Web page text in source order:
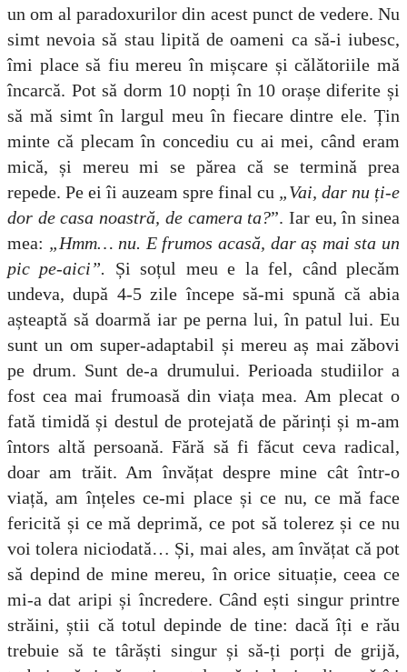
un om al paradoxurilor din acest punct de vedere. Nu
simt nevoia să stau lipită de oameni ca să-i iubesc,
îmi place să fiu mereu în mișcare și călătoriile mă
încarcă. Pot să dorm 10 nopți în 10 orașe diferite și
să mă simt în largul meu în fiecare dintre ele. Țin
minte că plecam în concediu cu ai mei, când eram
mică, și mereu mi se părea că se termină prea
repede. Pe ei îi auzeam spre final cu „Vai, dar nu ți-e
dor de casa noastră, de camera ta?”. Iar eu, în sinea
mea: „Hmm… nu. E frumos acasă, dar aș mai sta un
pic pe-aici”.
Și soțul meu e la fel, când plecăm
undeva, după 4-5 zile începe să-mi spună că abia
așteaptă să doarmă iar pe perna lui, în patul lui. Eu
sunt un om super-adaptabil și mereu aș mai zăbovi
pe drum. Sunt de-a drumului. Perioada studiilor a
fost cea mai frumoasă din viața mea. Am plecat o
fată timidă și destul de protejată de părinți și m-am
întors altă persoană. Fără să fi făcut ceva radical,
doar am trăit. Am învățat despre mine cât într-o
viață, am înțeles ce-mi place și ce nu, ce mă face
fericită și ce mă deprimă, ce pot să tolerez și ce nu
voi tolera niciodată… Și, mai ales, am învățat că pot
să depind de mine mereu, în orice situație, ceea ce
mi-a dat aripi și încredere. Când ești singur printre
străini, știi că totul depinde de tine: dacă îți e rău
trebuie să te târăști singur și să-ți porți de grijă,